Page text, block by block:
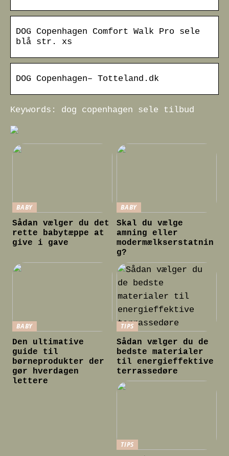
DOG Copenhagen Comfort Walk Pro sele
blå str. xs
DOG Copenhagen– Totteland.dk
Keywords: dog copenhagen sele tilbud
BABY
Sådan vælger du det
rette babytæppe at
give i gave
BABY
Skal du vælge
amning eller
modermælkserstatnin
g?
BABY
Den ultimative
guide til
børneprodukter der
gør hverdagen
lettere
TIPS
Sådan vælger du de
bedste materialer
til energieffektive
terrassedøre
TIPS